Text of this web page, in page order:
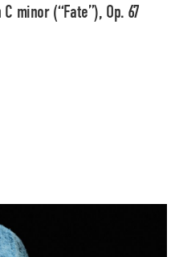
C minor (“Fate”), Op. 67